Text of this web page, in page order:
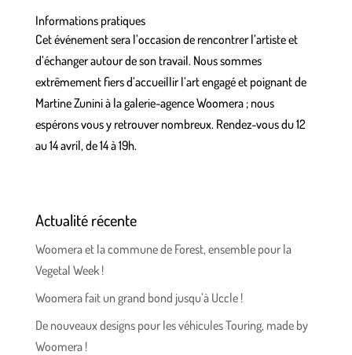
Informations pratiques
Cet événement sera l’occasion de rencontrer l’artiste et
d’échanger autour de son travail. Nous sommes
extrêmement fiers d’accueillir l’art engagé et poignant de
Martine Zunini à lagalerie-agenceWoomera ; nous
espérons vous y retrouver nombreux. Rendez-vous du 12
au 14 avril, de 14 à 19h.
Actualité récente
Woomera et la commune de Forest, ensemble pour la
Vegetal Week !
Woomera fait un grand bond jusqu’à Uccle !
De nouveaux designs pour les véhicules Touring, made by
Woomera !